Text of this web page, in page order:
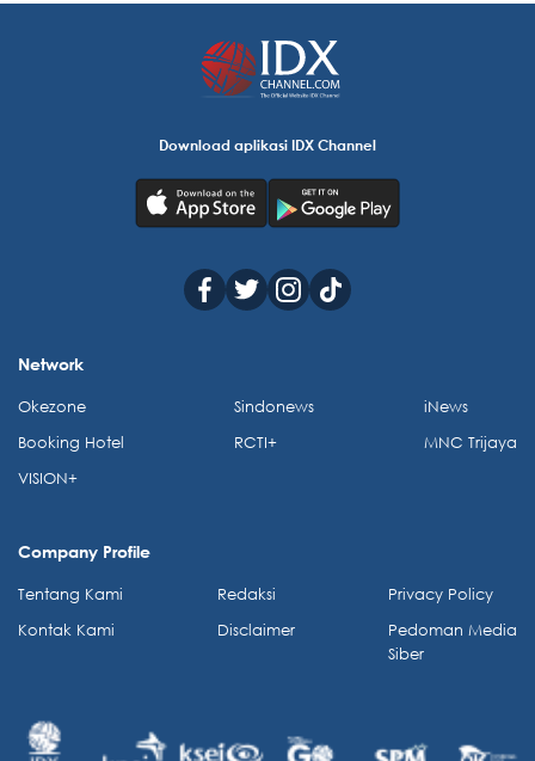
Download aplikasi IDX Channel
Network
Okezone
Booking Hotel
VISION+
Sindonews
RCTI+
iNews
MNC Trijaya
Company Profile
Tentang Kami
Kontak Kami
Redaksi
Disclaimer
Privacy Policy
Pedoman Media
Siber